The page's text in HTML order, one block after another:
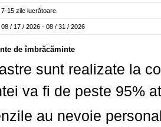
7-15 zile lucrătoare.
08 / 17 / 2026 - 08 / 31 / 2026
de îmbrăcăminte
sunt realizate la
va fi de peste 95%
au nevoie